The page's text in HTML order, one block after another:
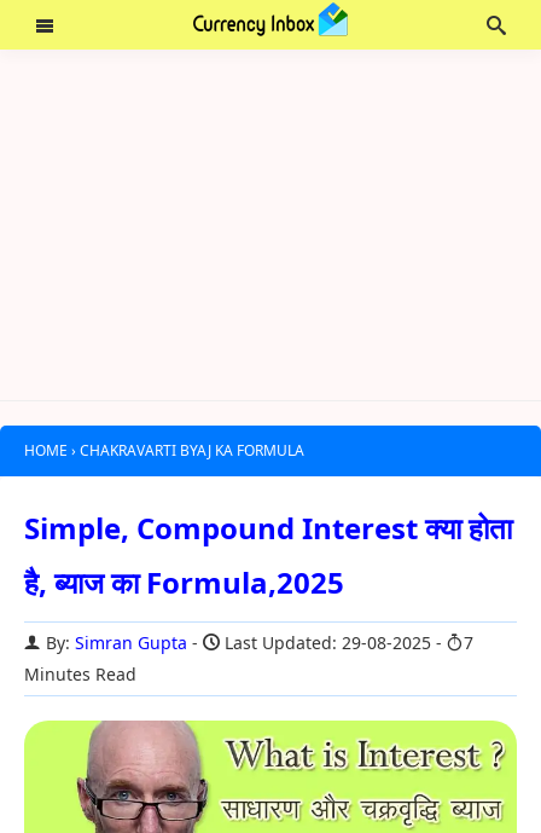
HOME › CHAKRAVARTI BYAJ KA FORMULA
Simple, Compound Interest क्या होता
है, ब्याज का Formula,2025
By: Simran Gupta Last Updated: 29-08-2025
7
Minutes Read